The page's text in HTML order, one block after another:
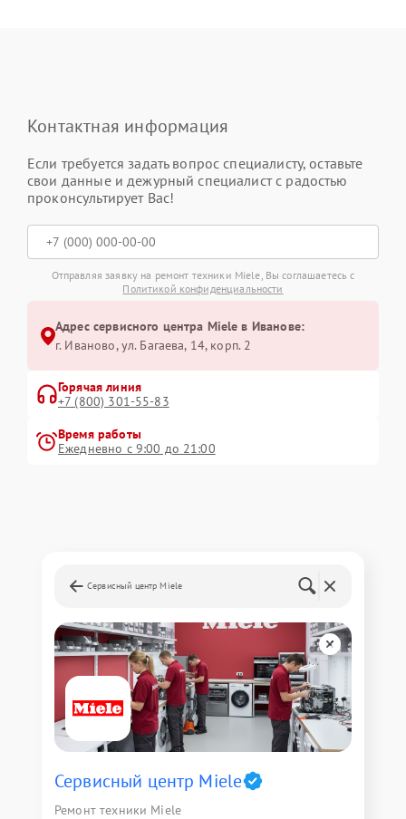
Контактная информация
Если требуется задать вопрос специалисту, оставьте
свои данные и дежурный специалист с радостью
проконсультирует Вас!
Отправляя заявку на ремонт техники Miele, Вы соглашаетесь с
Политикой конфиденциальности
Адрес сервисного центра Miele в Иванове:
г. Иваново, ул. Багаева, 14, корп. 2
Горячая линия
+7 (800) 301-55-83
Время работы
Ежедневно с 9:00 до 21:00
Сервисный центр Miele
Сервисный центр Miele
Ремонт техники Miele